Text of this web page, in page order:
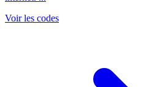
Voir les codes